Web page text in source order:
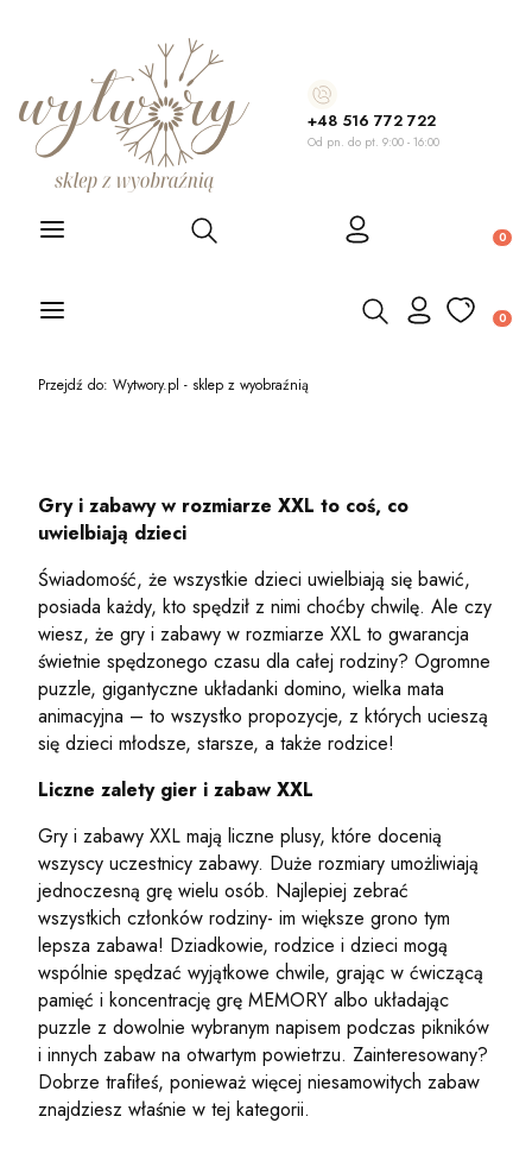
+48 516 772 722
Od pn. do pt. 9:00 - 16:00
Otwórz wyszukiwarkę
Otwórz wyszukiwarkę
Przejdź do: Wytwory.pl - sklep z wyobraźnią
Gry i zabawy w rozmiarze XXL to coś, co
uwielbiają dzieci
Świadomość, że wszystkie dzieci uwielbiają się bawić,
posiada każdy, kto spędził z nimi choćby chwilę. Ale czy
wiesz, że gry i zabawy w rozmiarze XXL to gwarancja
świetnie spędzonego czasu dla całej rodziny? Ogromne
puzzle, gigantyczne układanki domino, wielka mata
animacyjna – to wszystko propozycje, z których ucieszą
się dzieci młodsze, starsze, a także rodzice!
Liczne zalety gier i zabaw XXL
Gry i zabawy XXL mają liczne plusy, które docenią
wszyscy uczestnicy zabawy. Duże rozmiary umożliwiają
jednoczesną grę wielu osób. Najlepiej zebrać
wszystkich członków rodziny- im większe grono tym
lepsza zabawa! Dziadkowie, rodzice i dzieci mogą
wspólnie spędzać wyjątkowe chwile, grając w ćwiczącą
pamięć i koncentrację grę MEMORY albo układając
puzzle z dowolnie wybranym napisem podczas pikników
i innych zabaw na otwartym powietrzu. Zainteresowany?
Dobrze trafiłeś, ponieważ więcej niesamowitych zabaw
znajdziesz właśnie w tej kategorii.